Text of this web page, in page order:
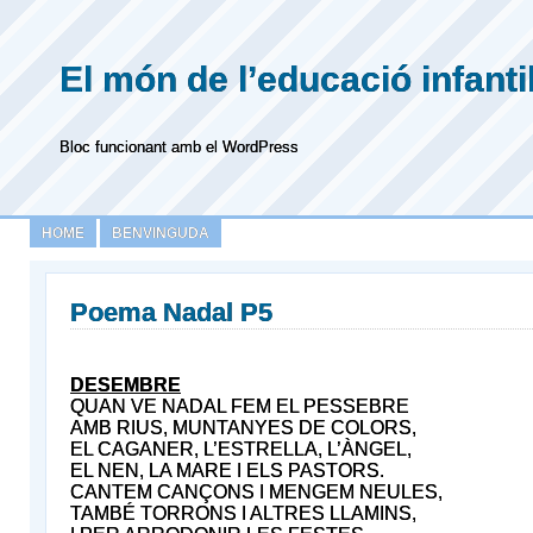
El món de l’educació
Bloc funcionant amb el WordPress
HOME BENVINGUDA
Poema Nadal P5
DESEMBRE
QUAN VE NADAL FEM EL PESSEBRE
AMB RIUS, MUNTANYES DE COLORS,
EL CAGANER, L’ESTRELLA, L’ÀNGEL,
EL NEN, LA MARE I ELS PASTORS.
CANTEM CANÇONS I MENGEM NEULES,
TAMBÉ TORRONS I ALTRES LLAMINS,